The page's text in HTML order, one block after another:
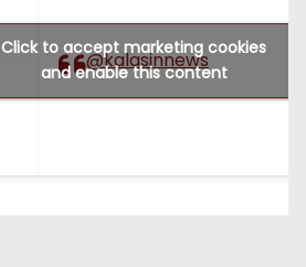
@kalasinnews
Click to accept marketing cookies
and enable this content